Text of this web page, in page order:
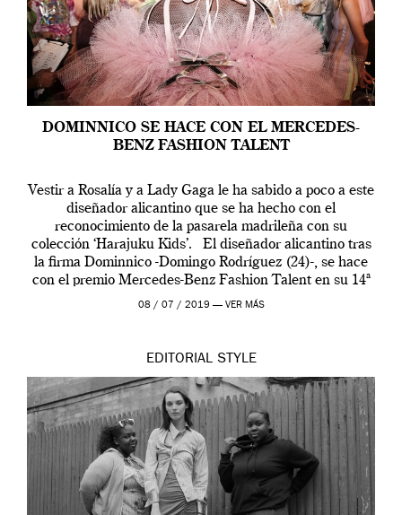
DOMINNICO SE HACE CON EL MERCEDES-
BENZ FASHION TALENT
Vestir a Rosalía y a Lady Gaga le ha sabido a poco a este
diseñador alicantino que se ha hecho con el
reconocimiento de la pasarela madrileña con su
colección ‘Harajuku Kids’. El diseñador alicantino tras
la firma Dominnico -Domingo Rodríguez (24)-, se hace
con el premio Mercedes-Benz Fashion Talent en su 14ª
edición. […]
08 / 07 / 2019 — VER MÁS
EDITORIAL STYLE